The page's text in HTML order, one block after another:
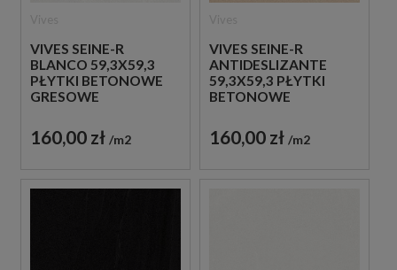
VIVES SEINE-R
BLANCO 59,3X59,3
PŁYTKI BETONOWE
GRESOWE
160,00 zł m2
VIVES SEINE-R
ANTIDESLIZANTE
59,3X59,3 PŁYTKI
BETONOWE
160,00 zł m2